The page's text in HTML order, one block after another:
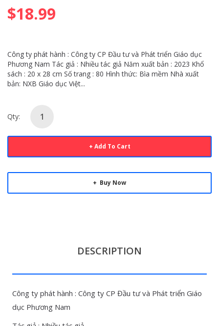
$18.99
Công ty phát hành : Công ty CP Đầu tư và Phát triển Giáo dục
Phương Nam Tác giả : Nhiều tác giả Năm xuất bản : 2023 Khổ
sách : 20 x 28 cm Số trang : 80 Hình thức: Bìa mềm Nhà xuất
bản: NXB Giáo dục Việt...
Qty:
Add To Cart
Buy Now
DESCRIPTION
Công ty phát hành : Công ty CP Đầu tư và Phát triển Giáo
dục Phương Nam